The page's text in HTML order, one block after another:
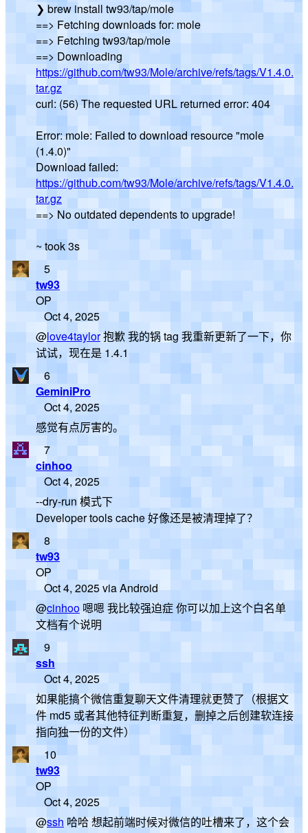
❯ brew install tw93/tap/mole
==> Fetching downloads for: mole
==> Fetching tw93/tap/mole
==> Downloading
https://github.com/tw93/Mole/archive/refs/tags/V1.4.0.
tar.gz
curl: (56) The requested URL returned error: 404
Error: mole: Failed to download resource "mole
(1.4.0)"
Download failed:
https://github.com/tw93/Mole/archive/refs/tags/V1.4.0.
tar.gz
==> No outdated dependents to upgrade!
~ took 3s
5
tw93
OP
Oct 4, 2025
@love4taylor抱歉 我的锅 tag 我重新更新了一下，你
试试，现在是 1.4.1
6
GeminiPro
Oct 4, 2025
感觉有点厉害的。
7
cinhoo
Oct 4, 2025
--dry-run 模式下
Developer tools cache 好像还是被清理掉了？
8
tw93
OP
Oct 4, 2025 via Android
@cinhoo 嗯嗯 我比较强迫症 你可以加上这个白名单
文档有个说明
9
ssh
Oct 4, 2025
如果能搞个微信重复聊天文件清理就更赞了（根据文
件 md5 或者其他特征判断重复，删掉之后创建软连接
指向独一份的文件）
10
tw93
OP
Oct 4, 2025
@ssh 哈哈 想起前端时候对微信的吐槽来了，这个会